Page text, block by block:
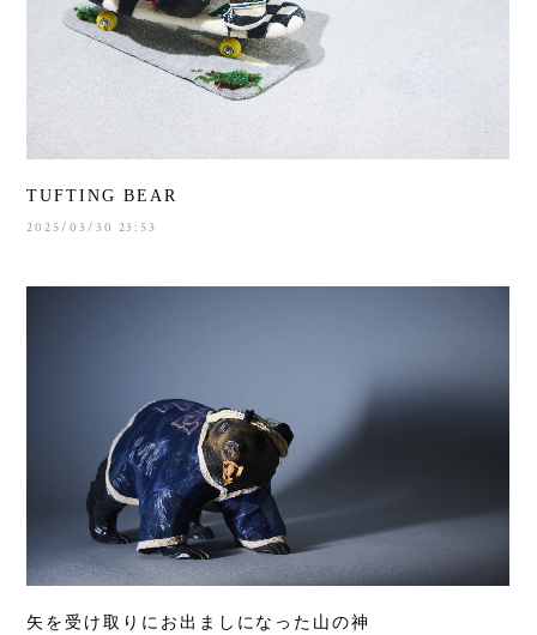
TUFTING BEAR
2025/03/30 23:53
矢を受け取りにお出ましになった山の神